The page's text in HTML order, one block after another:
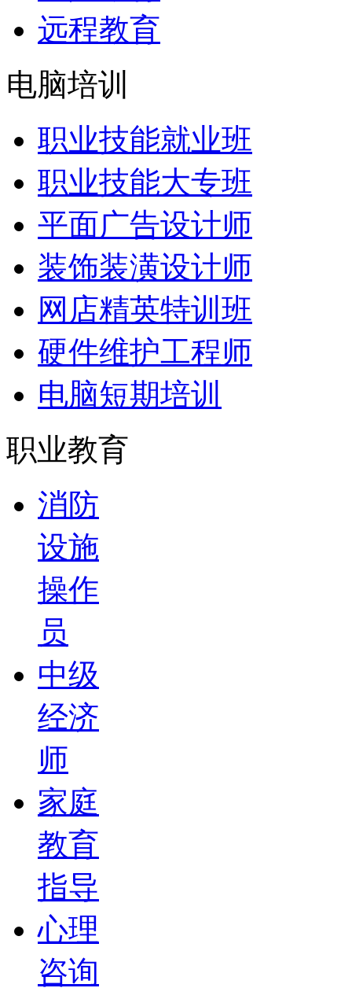
远程教育
电脑培训
职业技能就业班
职业技能大专班
平面广告设计师
装饰装潢设计师
网店精英特训班
硬件维护工程师
电脑短期培训
职业教育
消防
设施
操作
员
中级
经济
师
家庭
教育
指导
心理
咨询